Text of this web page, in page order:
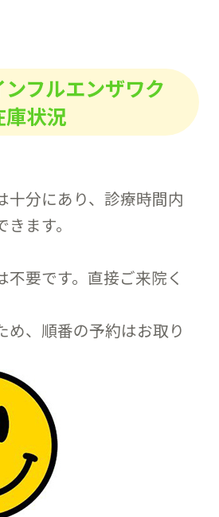
フルエンザワク
庫状況
十分にあり、診療時間内
ます。
不要です。直接ご来院く
め、順番の予約はお取り